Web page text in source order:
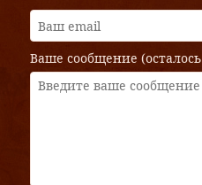
Ваше сообщение (осталось